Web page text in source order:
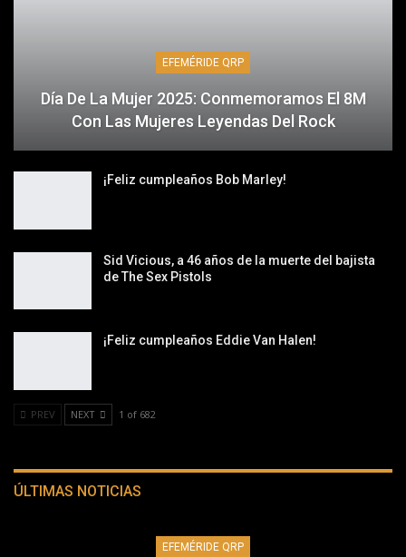
EFEMÉRIDE QRP
Día De La Mujer 2025: Conmemoramos El 8M
Con Las Mujeres Leyendas Del Rock
¡Feliz cumpleaños Bob Marley!
Sid Vicious, a 46 años de la muerte del bajista
de The Sex Pistols
¡Feliz cumpleaños Eddie Van Halen!
PREV NEXT 1 of 682
ÚLTIMAS NOTICIAS
EFEMÉRIDE QRP